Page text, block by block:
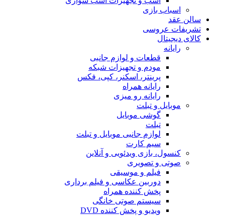
اسباب‌ بازی
سالن عقد
تشریفات عروسی
کالای دیجیتال
رایانه
قطعات و لوازم جانبی
مودم و تجهیزات شبکه
پرینتر، اسکنر، کپی، فکس
رایانه همراه
رایانه رو میزی
موبایل و تبلت
گوشی موبایل
تبلت
لوازم جانبی موبایل و تبلت
سیم کارت
کنسول، بازی‌ ویدئویی و آنلاین
صوتی و تصویری
فیلم و موسیقی
دوربین عکاسی و فیلم برداری
پخش کننده همراه
سیستم صوتی خانگی
ویدیو و پخش کننده DVD